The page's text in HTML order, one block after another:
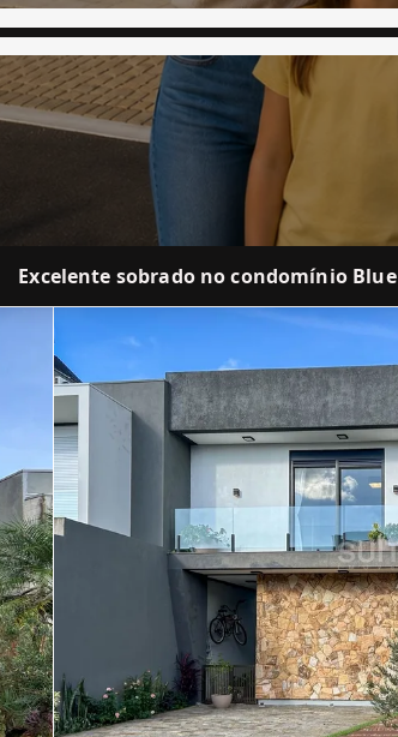
Excelente sobrado no condomínio Blue